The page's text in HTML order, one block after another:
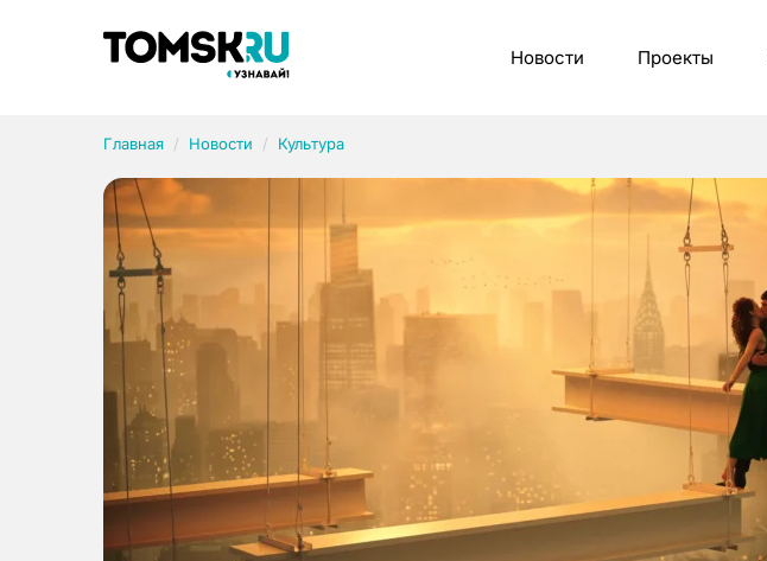
Новости Проекты
Главная Новости Культура
Рубрики